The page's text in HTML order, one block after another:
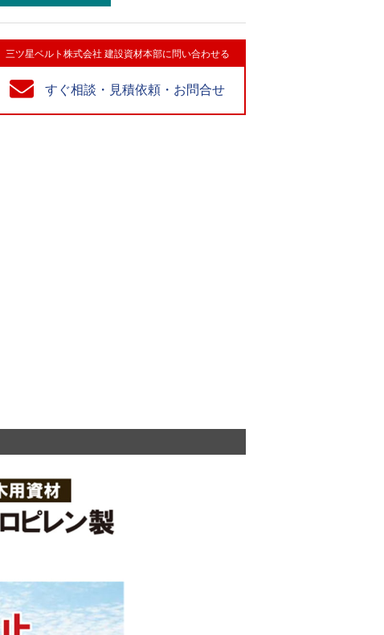
三ツ星ベルト株式会社 建設資材本部に問い合わせる
すぐ相談・見積依頼・お問合せ